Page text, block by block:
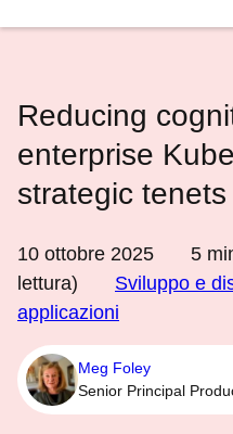
Reducing
enterprise
strategic tenets
10 ottobre 2025 5
lettura)
Sviluppo e
applicazioni
Meg Foley
Senior Principal